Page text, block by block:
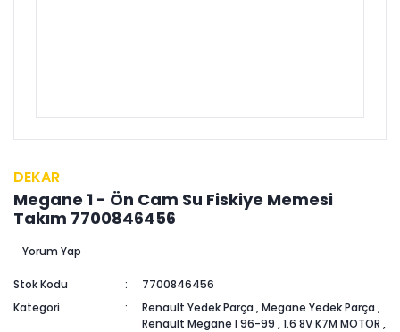
DEKAR
Megane 1 - Ön Cam Su Fiskiye Memesi
Takım 7700846456
Yorum Yap
Stok Kodu
7700846456
Kategori
Renault Yedek Parça ,Megane Yedek Parça ,
Renault Megane I 96-99 ,1.6 8V K7M MOTOR ,